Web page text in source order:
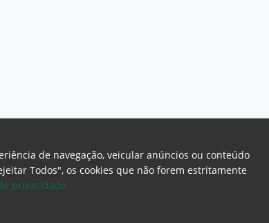
de navegação, veicular anúncios ou conteúdo
Todos", os cookies que não forem estritamente
privacidade